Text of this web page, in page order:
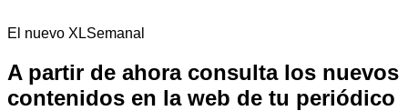
El nuevo XLSemanal
A partir de ahora consulta los nuevos
contenidos en la web de tu periódico